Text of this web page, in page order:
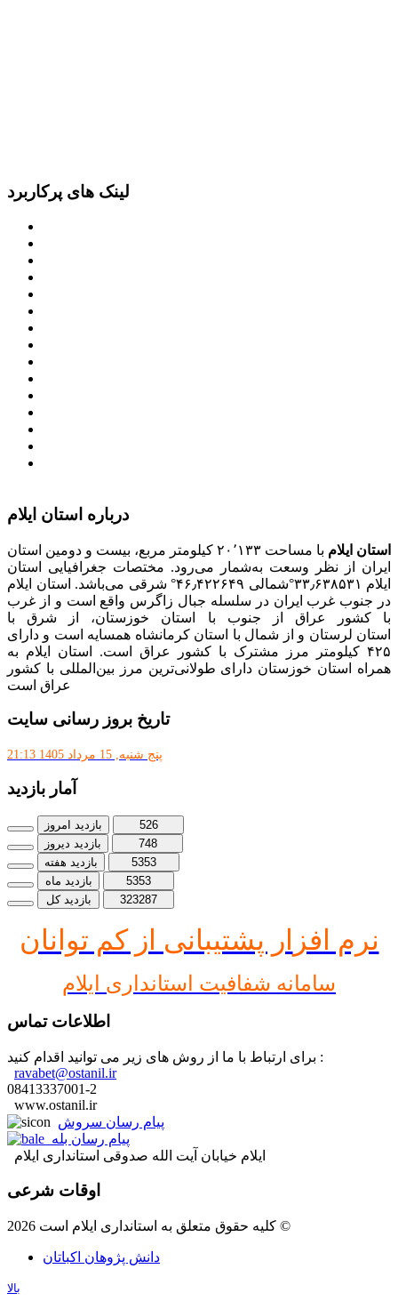
لینک های پرکاربرد
درباره استان ایلام
استان ایلام
با مساحت ۲۰٬۱۳۳ کیلومتر مربع، بیست و دومین استان
ایران از نظر وسعت به‌شمار می‌رود. مختصات جغرافیایی استان
ایلام ۳۳٫۶۳۸۵۳۱°شمالی ۴۶٫۴۲۲۶۴۹° شرقی می‌باشد. استان ایلام
در جنوب غرب ایران در سلسله جبال زاگرس واقع است و از غرب
با کشور عراق از جنوب با استان خوزستان، از شرق با
استان لرستان و از شمال با استان کرمانشاه همسایه است و دارای
۴۲۵ کیلومتر مرز مشترک با کشور عراق است. استان ایلام به
همراه استان خوزستان دارای طولانی‌ترین مرز بین‌المللی با کشور
عراق است
تاریخ بروز رسانی سایت
پنج شنبه, 15 مرداد 1405 21:13
آمار بازدید
بازدید امروز
526
بازدید دیروز
748
بازدید هفته
5353
بازدید ماه
5353
بازدید کل
323287
نرم افز ار پشتیبانی از کم توانان
سامانه شفافیت استانداری ایلام
اطلاعات تماس
برای ارتباط با ما از روش های زیر می توانید اقدام کنید :
ravabet@ostanil.ir
08413337001-2
www.ostanil.ir
پیام رسان سروش
پیام رسان بله
ایلام خیابان آیت الله صدوقی استانداری ایلام
اوقات شرعی
کلیه حقوق متعلق به استانداری ایلام است 2026 ©
دانش پژوهان اکباتان
بالا